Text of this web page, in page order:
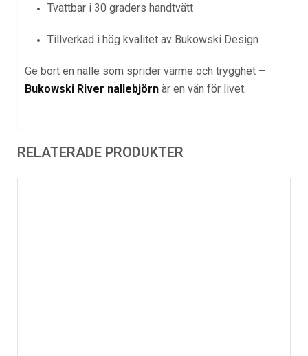
Tvättbar i 30 graders handtvätt
Tillverkad i hög kvalitet av Bukowski Design
Ge bort en nalle som sprider värme och trygghet –
Bukowski River nallebjörn är en vän för livet.
RELATERADE PRODUKTER